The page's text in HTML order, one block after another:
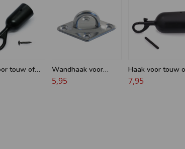
touw of
mm -
Wandhaak voor
koord of touw - 35 x
5,95
Haak voor touw
koord - 40 mm -
7,95